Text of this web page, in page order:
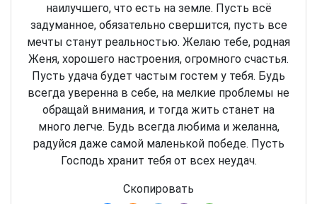
наилучшего, что есть на земле. Пусть всё
задуманное, обязательно свершится, пусть все
мечты станут реальностью. Желаю тебе, родная
Женя, хорошего настроения, огромного счастья.
Пусть удача будет частым гостем у тебя. Будь
всегда уверенна в себе, на мелкие проблемы не
обращай внимания, и тогда жить станет на
много легче. Будь всегда любима и желанна,
радуйся даже самой маленькой победе. Пусть
Господь хранит тебя от всех неудач.
Скопировать